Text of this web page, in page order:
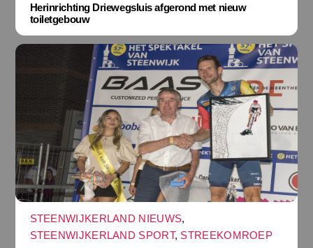
Herinrichting Driewegsluis afgerond met nieuw
toiletgebouw
STEENWIJKERLAND NIEUWS,
STEENWIJKERLAND SPORT, STREEKOMROEP